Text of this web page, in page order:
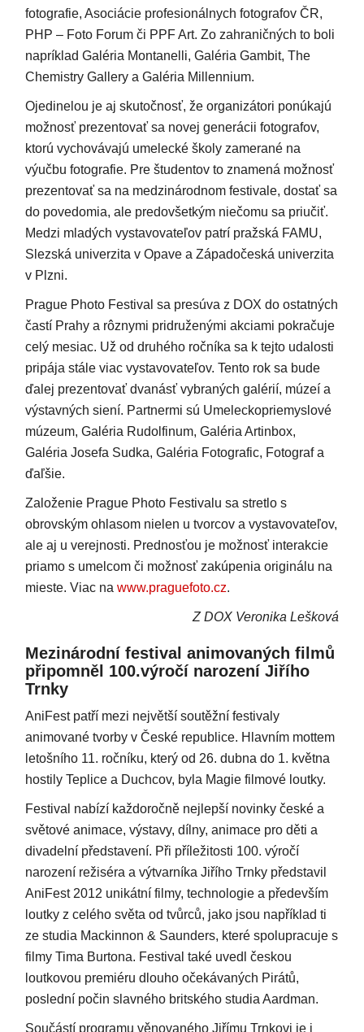
fotografie, Asociácie profesionálnych fotografov ČR,
PHP – Foto Forum či PPF Art. Zo zahraničných to boli
napríklad Galéria Montanelli, Galéria Gambit, The
Chemistry Gallery a Galéria Millennium.
Ojedinelou je aj skutočnosť, že organizátori ponúkajú
možnosť prezentovať sa novej generácii fotografov,
ktorú vychovávajú umelecké školy zamerané na
výučbu fotografie. Pre študentov to znamená možnosť
prezentovať sa na medzinárodnom festivale, dostať sa
do povedomia, ale predovšetkým niečomu sa priučiť.
Medzi mladých vystavovateľov patrí pražská FAMU,
Slezská univerzita v Opave a Západočeská univerzita
v Plzni.
Prague Photo Festival sa presúva z DOX do ostatných
častí Prahy a rôznymi pridruženými akciami pokračuje
celý mesiac. Už od druhého ročníka sa k tejto udalosti
pripája stále viac vystavovateľov. Tento rok sa bude
ďalej prezentovať dvanásť vybraných galérií, múzeí a
výstavných siení. Partnermi sú Umeleckopriemyslové
múzeum, Galéria Rudolfinum, Galéria Artinbox,
Galéria Josefa Sudka, Galéria Fotografic, Fotograf a
ďaľšie.
Založenie Prague Photo Festivalu sa stretlo s
obrovským ohlasom nielen u tvorcov a vystavovateľov,
ale aj u verejnosti. Prednosťou je možnosť interakcie
priamo s umelcom či možnosť zakúpenia originálu na
mieste. Viac nawww.praguefoto.cz.
Z DOX Veronika Lešková
Mezinárodní festival animovaných filmů
připomněl 100.výročí narození Jiřího
Trnky
AniFest patří mezi největší soutěžní festivaly
animované tvorby v České republice. Hlavním mottem
letošního 11. ročníku, který od 26. dubna do 1. května
hostily Teplice a Duchcov, byla Magie filmové loutky.
Festival nabízí každoročně nejlepší novinky české a
světové animace, výstavy, dílny, animace pro děti a
divadelní představení. Při příležitosti 100. výročí
narození režiséra a výtvarníka Jiřího Trnky představil
AniFest 2012 unikátní filmy, technologie a především
loutky z celého světa od tvůrců, jako jsou například ti
ze studia Mackinnon & Saunders, které spolupracuje s
filmy Tima Burtona. Festival také uvedl českou
loutkovou premiéru dlouho očekávaných Pirátů,
poslední počin slavného britského studia Aardman.
Součástí programu věnovaného Jiřímu Trnkovi je i